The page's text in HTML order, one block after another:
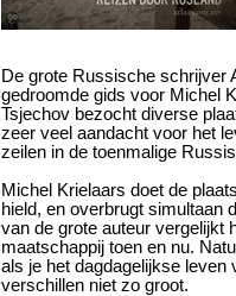
De grote Russische schrijver
gedroomde gids voor Michel
Tsjechov bezocht diverse
zeer veel aandacht voor het
zeilen in de toenmalige
Michel Krielaars doet de
hield, en overbrugt simultaan
van de grote auteur vergelijkt
maatschappij toen en nu.
als je het dagdagelijkse leven
verschillen niet zo groot.